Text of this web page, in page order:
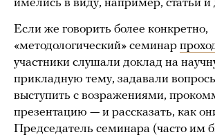
имелись в виду, например, статьи и
Если же говорить более конкретно,
«методологический» семинар
участники слушали доклад на
прикладную тему, задавали
выступить с возражениями,
презентацию — и рассказать, как
Председатель семинара (часто им